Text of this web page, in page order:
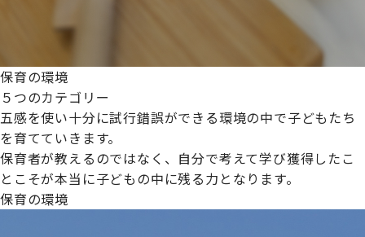
保育の環境
５つのカテゴリー
五感を使い十分に試行錯誤ができる環境の中で子どもたち
を育てていきます。
保育者が教えるのではなく、自分で考えて学び獲得したこ
とこそが本当に子どもの中に残る力となります。
保育の環境